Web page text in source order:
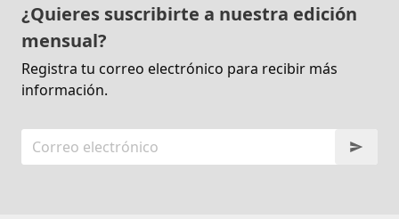
¿Quieres suscribirte a nuestra edición
mensual?
Registra tu correo electrónico para recibir más
información.